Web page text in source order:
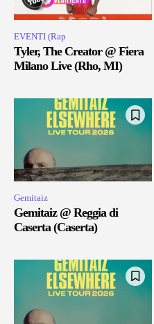
EVENTI (Rap
Tyler, The Creator @ Fiera
Milano Live (Rho, MI)
Gemitaiz
Gemitaiz @ Reggia di
Caserta (Caserta)